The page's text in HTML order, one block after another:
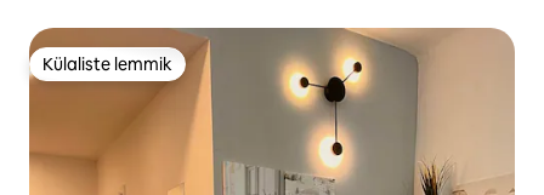
Külaliste lemmik
Külaliste lemmik